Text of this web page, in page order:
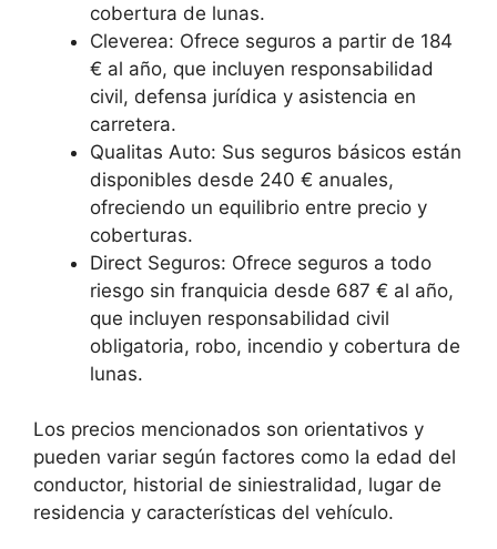
cobertura de lunas.
Cleverea: Ofrece seguros a partir de 184
€ al año, que incluyen responsabilidad
civil, defensa jurídica y asistencia en
carretera.
Qualitas Auto: Sus seguros básicos están
disponibles desde 240 € anuales,
ofreciendo un equilibrio entre precio y
coberturas.
Direct Seguros: Ofrece seguros a todo
riesgo sin franquicia desde 687 € al año,
que incluyen responsabilidad civil
obligatoria, robo, incendio y cobertura de
lunas.
Los precios mencionados son orientativos y
pueden variar según factores como la edad del
conductor, historial de siniestralidad, lugar de
residencia y características del vehículo.